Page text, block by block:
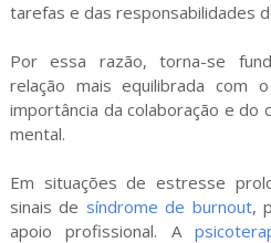
tarefas e das responsabilidades
Por essa razão, torna-se
relação mais equilibrada com
importância da colaboração e do
mental.
Em situações de estresse
sinais de síndrome de burnout,
apoio profissional. A